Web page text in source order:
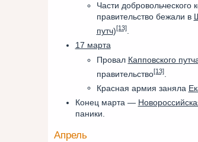
Части добровольческого
правительство бежали в
путч)[13].
17 марта
Провал Капповского
правительство[13].
Красная армия заняла
Конец марта —
паники.
Апрель